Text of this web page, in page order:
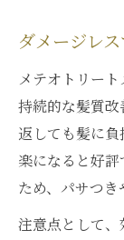
ダメージレ
メテオトリー
持続的な髪質改
返しても髪に
楽になると好
ため、パサつき
注意点として